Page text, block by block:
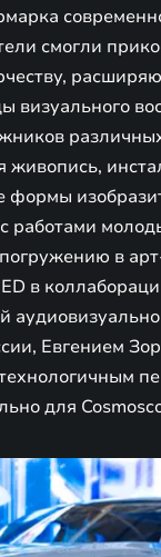
смогли
визуального
живопись,
формы
работами
в
в
Евгением
для